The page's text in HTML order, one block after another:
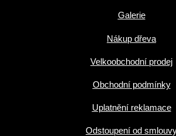
Galerie
Nákup dřeva
Velkoobchodní prodej
Obchodní podmínky
Uplatnění reklamace
Odstoupení od